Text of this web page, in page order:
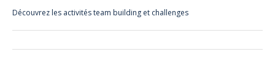
Découvrez les activités team building et challenges